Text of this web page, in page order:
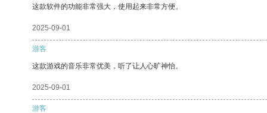
这款软件的功能非常强大，使用起来非常方便。
2025-09-01
游客
这款游戏的音乐非常优美，听了让人心旷神怡。
2025-09-01
游客